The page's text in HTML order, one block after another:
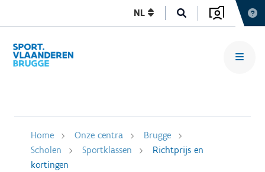
NL
Home Onze centra
Brugge
Scholen
Sportklassen
Richtprijs en
kortingen